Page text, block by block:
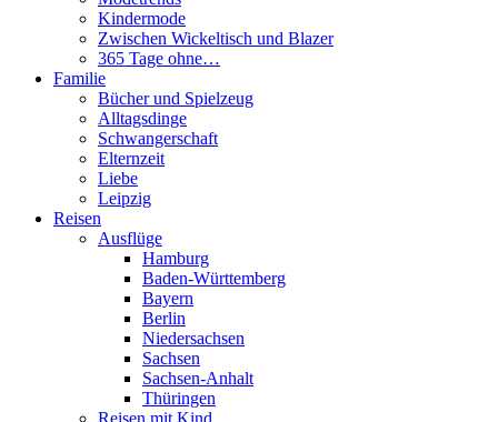
Kindermode
Zwischen Wickeltisch und Blazer
365 Tage ohne…
Familie
Bücher und Spielzeug
Alltagsdinge
Schwangerschaft
Elternzeit
Liebe
Leipzig
Reisen
Ausflüge
Hamburg
Baden-Württemberg
Bayern
Berlin
Niedersachsen
Sachsen
Sachsen-Anhalt
Thüringen
Reisen mit Kind